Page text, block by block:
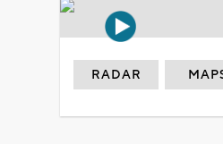
RADAR